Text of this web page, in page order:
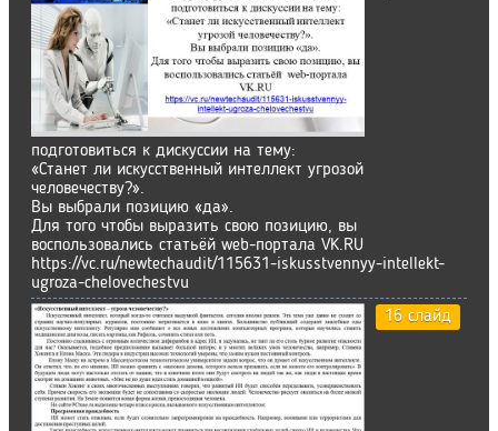
подготовиться к дискуссии на тему:
«Станет ли искусственный интеллект угрозой
человечеству?».
Вы выбрали позицию «да».
Для того чтобы выразить свою позицию, вы
воспользовались статьёй web-портала VK.RU
https://vc.ru/newtechaudit/115631-iskusstvennyy-intellekt-
ugroza-chelovechestvu
16 слайд